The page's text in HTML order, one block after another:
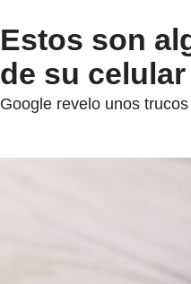
Estos son
de su celular
Google revelo unos